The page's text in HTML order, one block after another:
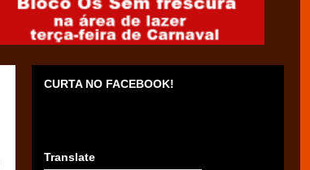
CURTA NO FACEBOOK!
Translate